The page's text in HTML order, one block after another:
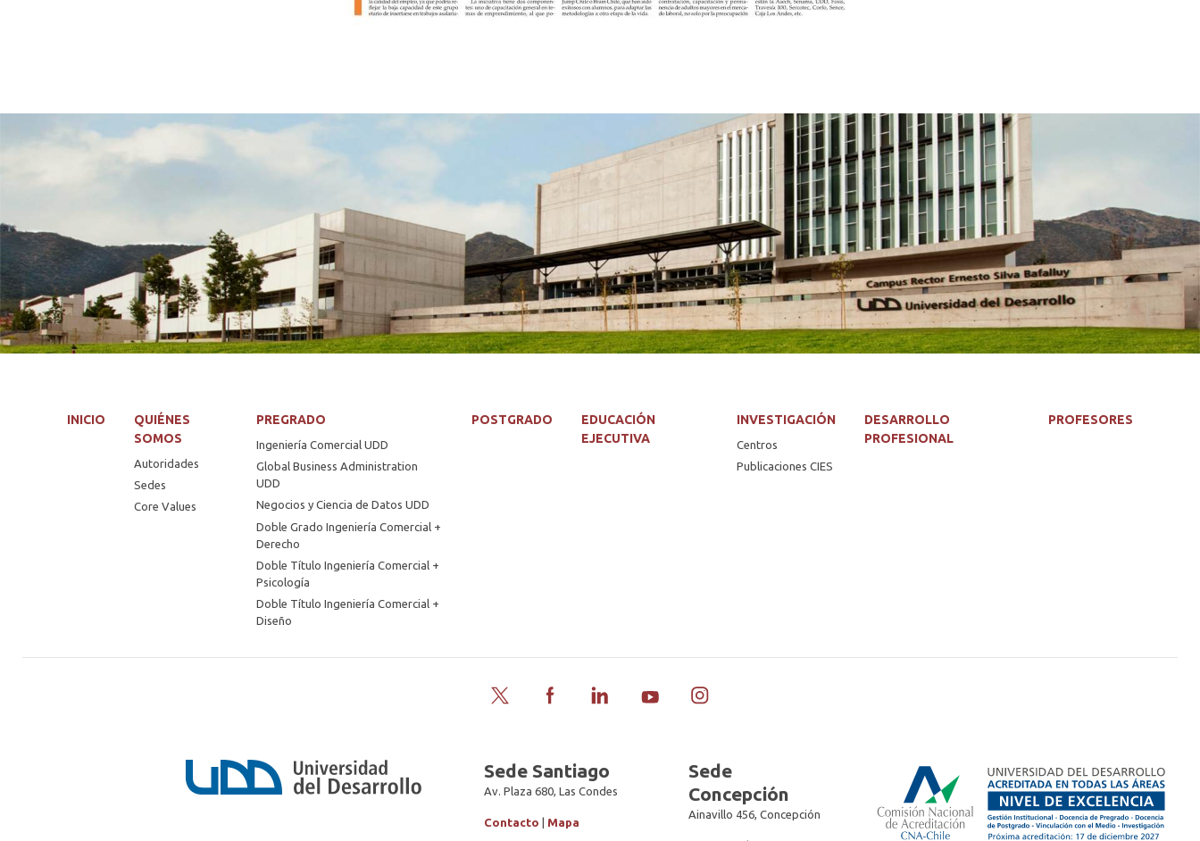
INICIO
QUIÉNES
SOMOS
Autoridades
Sedes
Core Values
PREGRADO
Ingeniería Comercial UDD
Global Business Administration
UDD
Negocios y Ciencia de Datos UDD
Doble Grado Ingeniería Comercial +
Derecho
Doble Título Ingeniería Comercial +
Psicología
Doble Título Ingeniería Comercial +
Diseño
POSTGRADO
EDUCACIÓN
EJECUTIVA
INVESTIGACIÓN
Centros
Publicaciones CIES
DESARROLLO
PROFESIONAL
PROFESORES
Twitter FacebookLinkedInYouTubeInstagram
Sede Santiago
Av. Plaza 680, Las Condes
Contacto | Mapa
Sede
Concepción
Ainavillo 456, Concepción